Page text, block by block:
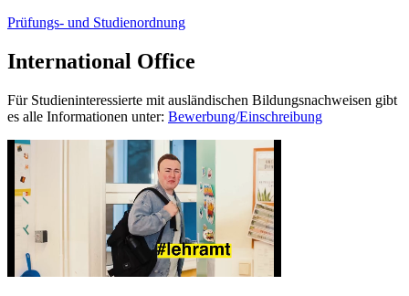
Prüfungs- und Studienordnung
International Office
Für Studieninteressierte mit ausländischen Bildungsnachweisen gibt
es alle Informationen unter: Bewerbung/Einschreibung